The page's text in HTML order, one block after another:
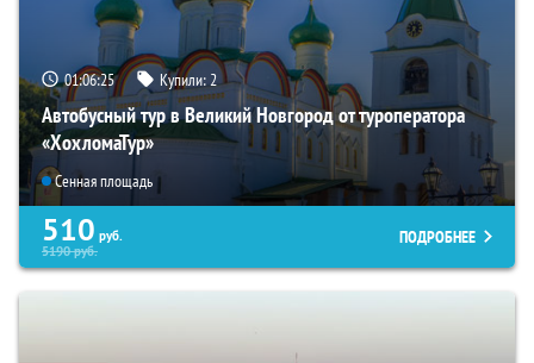
01:06:23 Купили:2
Автобусный тур в Великий Новгород от туроператора
«ХохломаТур»
Сенная площадь
510 руб.
5190руб.
ПОДРОБНЕЕ